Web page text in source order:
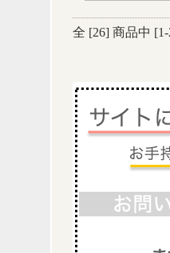
全 [26] 商品中 [1-